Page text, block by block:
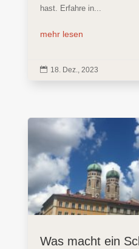
hast. Erfahre in...
mehr lesen
 18. Dez., 2023
Was macht ein